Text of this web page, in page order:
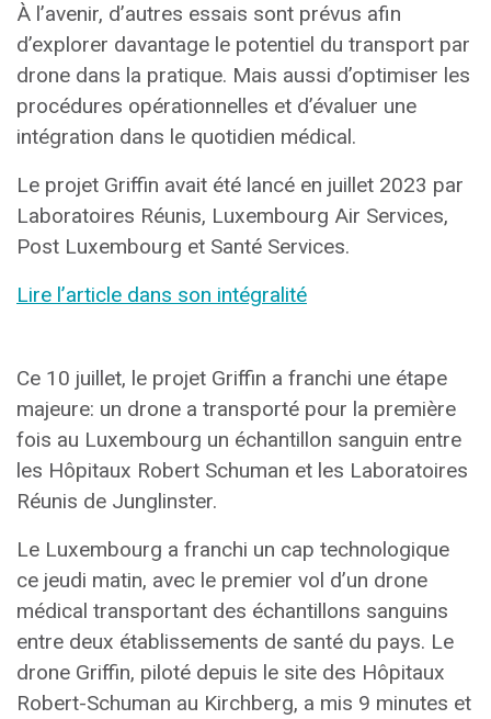
À l’avenir, d’autres essais sont prévus afin
d’explorer davantage le potentiel du transport par
drone dans la pratique. Mais aussi d’optimiser les
procédures opérationnelles et d’évaluer une
intégration dans le quotidien médical.
Le projet Griffin avait été lancé en juillet 2023 par
Laboratoires Réunis, Luxembourg Air Services,
Post Luxembourg et Santé Services.
Lire l’article dans son intégralité
Ce 10 juillet, le projet Griffin a franchi une étape
majeure: un drone a transporté pour la première
fois au Luxembourg un échantillon sanguin entre
les Hôpitaux Robert Schuman et les Laboratoires
Réunis de Junglinster.
Le Luxembourg a franchi un cap technologique
ce jeudi matin, avec le premier vol d’un drone
médical transportant des échantillons sanguins
entre deux établissements de santé du pays. Le
drone Griffin, piloté depuis le site des Hôpitaux
Robert-Schuman au Kirchberg, a mis 9 minutes et